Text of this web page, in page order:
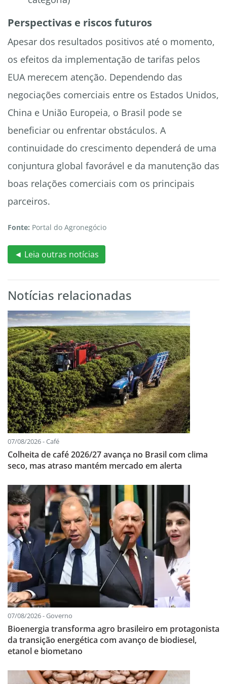
Perspectivas e riscos futuros
Apesar dos resultados positivos até o momento,
os efeitos da implementação de tarifas pelos
EUA merecem atenção. Dependendo das
negociações comerciais entre os Estados Unidos,
China e União Europeia, o Brasil pode se
beneficiar ou enfrentar obstáculos. A
continuidade do crescimento dependerá de uma
conjuntura global favorável e da manutenção das
boas relações comerciais com os principais
parceiros.
Fonte: Portal do Agronegócio
◄ Leia outras notícias
Notícias relacionadas
07/08/2026 - Café
Colheita de café 2026/27 avança no Brasil com clima
seco, mas atraso mantém mercado em alerta
07/08/2026 - Governo
Bioenergia transforma agro brasileiro em protagonista
da transição energética com avanço de biodiesel,
etanol e biometano